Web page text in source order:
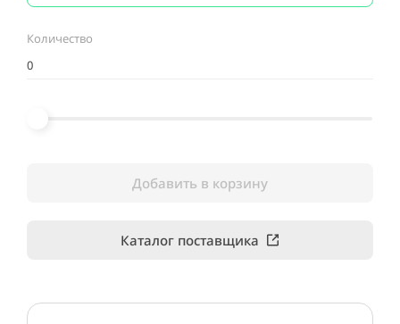
Количество
Добавить в корзину
Каталог поставщика